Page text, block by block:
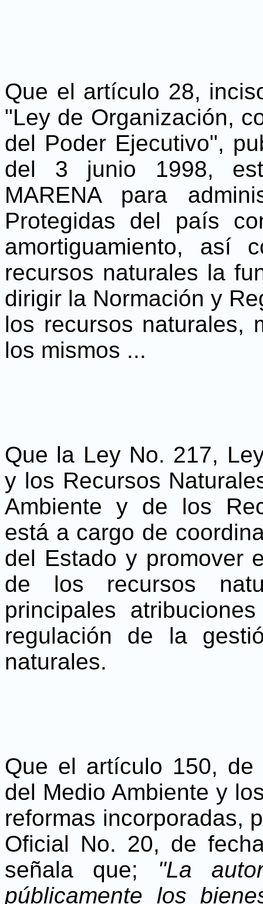
Que el artículo 28,
"Ley de Organización,
del Poder Ejecutivo",
del 3 junio 1998,
MARENA para
Protegidas del país
amortiguamiento, así
recursos naturales la
dirigir la Normación y
los recursos naturales,
los mismos ...
Que la Ley No. 217,
y los Recursos
Ambiente y de los
está a cargo de
del Estado y promover
de los recursos
principales
regulación de la
naturales.
Que el artículo 150,
del Medio Ambiente y
reformas incorporadas,
Oficial No. 20, de
señala que; "La
públicamente los